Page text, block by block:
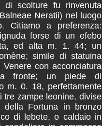
di scolture fu rinvenuta
Neratii) nel luogo
Citiamo a preferenza:
forse di un efebo
ed alta m. 1. 44; un
simile di statuina
con acconciatura
fronte; un piede di
m. 0. 18, perfettamente
tre zampe leonine, divise
della Fortuna in bronzo
di lebete, o caldaio in